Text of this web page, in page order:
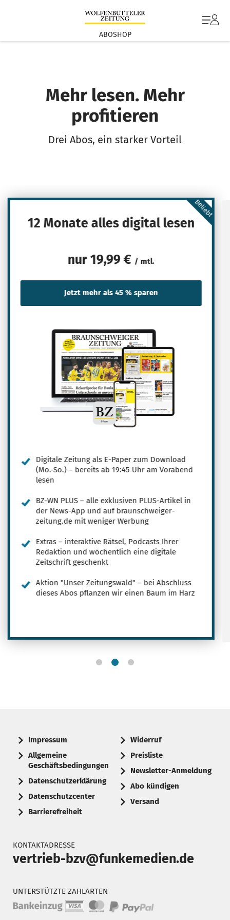
ABOSHOP
Mehr lesen. Mehr
profitieren
Drei Abos, ein starker Vorteil
Beliebt
12 Monate alles digital lesen
nur 19,99 € / mtl.
Digitale Zeitung als E-Paper zum Download
(Mo.-So.) – bereits ab 19:45 Uhr am Vorabend
lesen
BZ-WN PLUS – alle exklusiven PLUS-Artikel in
der News-App und auf braunschweiger-
zeitung.de mit weniger Werbung
Extras – interaktive Rätsel, Podcasts Ihrer
Redaktion und wöchentlich eine digitale
Zeitschrift geschenkt
Aktion "Unser Zeitungswald" – bei Abschluss
dieses Abos pflanzen wir einen Baum im Harz
Impressum
Allgemeine
Geschäftsbedingungen
Datenschutzerklärung
Datenschutzcenter
Barrierefreiheit
Widerruf
Preisliste
Newsletter-Anmeldung
Abo kündigen
Versand
KONTAKTADRESSE
vertrieb-bzv@funkemedien.de
UNTERSTÜTZTE ZAHLARTEN